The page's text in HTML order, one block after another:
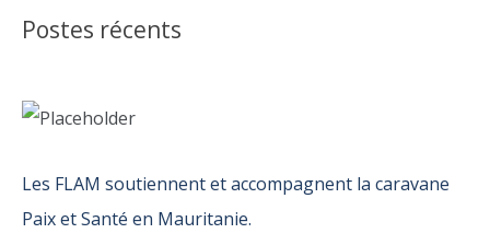
Postes récents
Les FLAM soutiennent et accompagnent la caravane
Paix et Santé en Mauritanie.